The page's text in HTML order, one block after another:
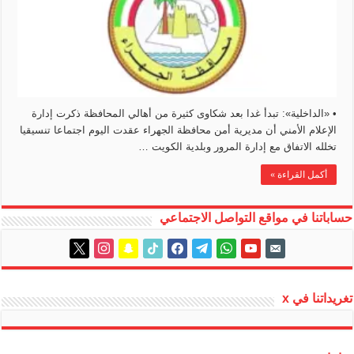
• «الداخلية»: تبدأ غدا بعد شكاوى كثيرة من أهالي المحافظة ذكرت إدارة
الإعلام الأمني أن مديرية أمن محافظة الجهراء عقدت اليوم اجتماعا تنسيقيا
تخلله الاتفاق مع إدارة المرور وبلدية الكويت …
أكمل القراءة »
حساباتنا في مواقع التواصل الاجتماعي
email-
alt
youtube
whatsapp
telegram
facebook
tiktok
snapchat
instagram
x
تغريداتنا في x